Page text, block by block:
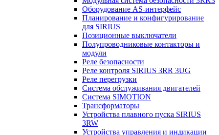
Оборудование AS-интерфейс
Планирование и конфигурирование
для SIRIUS
Позиционные выключатели
Полупроводниковые контакторы и
модули
Реле безопасности
Реле контроля SIRIUS 3RR 3UG
Реле перегрузки
Сиcтема обслуживания двигателей
Система SIMOTION
Трансформаторы
Устройства плавного пуска SIRIUS
3RW
Устройства управления и индикации